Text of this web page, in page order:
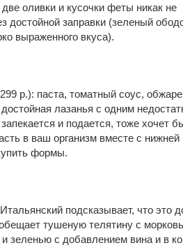
оливки и кусочки феты никак не
достойной заправки (зеленый
выраженного вкуса).
р.): паста, томатный соус,
лазанья с одним
и подается, тоже хочет
в ваш организм вместе с нижней
формы.
подсказывает, что это
тушеную телятину с
зеленью с добавлением вина и в